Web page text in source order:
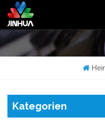
Kategorien